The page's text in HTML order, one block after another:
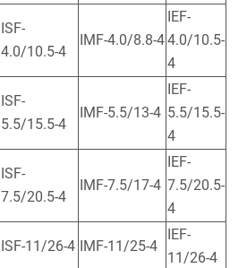
ISF-
4.0/10.5-4
IMF-4.0/8.8-4
IEF-
4.0/10.5-
4
ISF-
5.5/15.5-4
IMF-5.5/13-4
IEF-
5.5/15.5-
4
ISF-
7.5/20.5-4
IMF-7.5/17-4
IEF-
7.5/20.5-
4
ISF-11/26-4 IMF-11/25-4
IEF-
11/26-4